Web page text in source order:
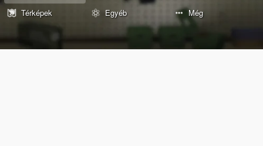
Térképek
Egyéb Még